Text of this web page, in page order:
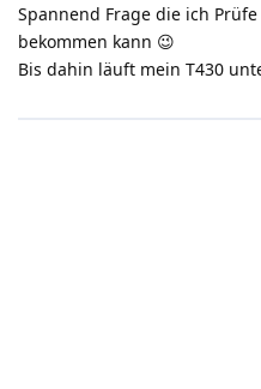
Spannend Frage die ich
bekommen kann 😉
Bis dahin läuft mein T430